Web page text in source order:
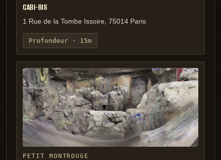
CABI-BIS
1 Rue de la Tombe Issoire, 75014 Paris
Profondeur · 15m
PETIT MONTROUGE